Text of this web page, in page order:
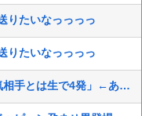
りたいなっっっっ
りたいなっっっっ
エ□漫画女「彼氏とはゴムあり…」「浮気相手とは生で4発」←ありえなすぎて草